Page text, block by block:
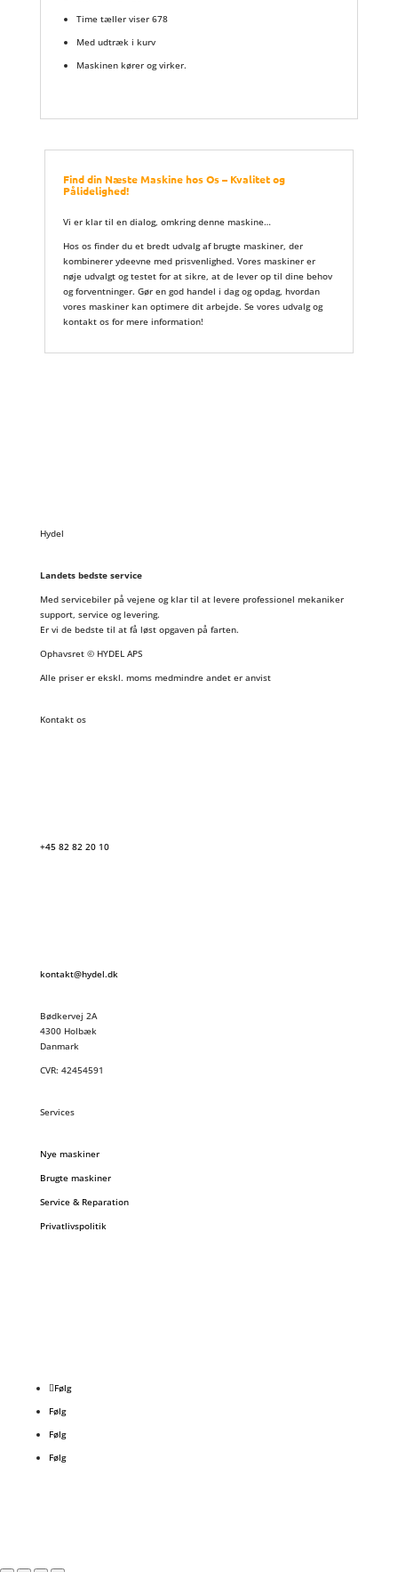
Time tæller viser 678
Med udtræk i kurv
Maskinen kører og virker.
Find din Næste Maskine hos Os – Kvalitet og
Pålidelighed!
Vi er klar til en dialog, omkring denne maskine…
Hos os finder du et bredt udvalg af brugte maskiner, der
kombinerer ydeevne med prisvenlighed. Vores maskiner er
nøje udvalgt og testet for at sikre, at de lever op til dine behov
og forventninger. Gør en god handel i dag og opdag, hvordan
vores maskiner kan optimere dit arbejde. Se vores udvalg og
kontakt os for mere information!
Hydel
Landets bedste service
Med servicebiler på vejene og klar til at levere professionel mekaniker
support, service og levering.
Er vi de bedste til at få løst opgaven på farten.
Ophavsret © HYDEL APS
Alle priser er ekskl. moms medmindre andet er anvist
Kontakt os
+45 82 82 20 10
kontakt@hydel.dk
Bødkervej 2A
4300 Holbæk
Danmark
CVR: 42454591
Services
Nye maskiner
Brugte maskiner
Service & Reparation
Privatlivspolitik
Følg
Følg
Følg
Følg